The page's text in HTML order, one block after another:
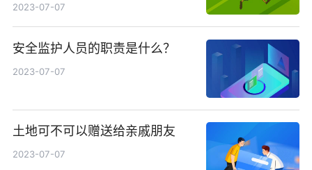
2023-07-07
安全监护人员的职责是什么？
2023-07-07
土地可不可以赠送给亲戚朋友
2023-07-07